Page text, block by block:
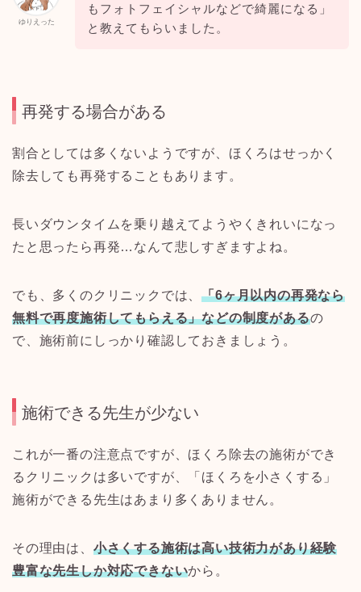
ゆりえった
もフォトフェイシャルなどで綺麗になる」
と教えてもらいました。
再発する場合がある
割合としては多くないようですが、ほくろはせっかく
除去しても再発することもあります。
長いダウンタイムを乗り越えてようやくきれいになっ
たと思ったら再発… なんて悲しすぎますよね。
でも、多くのクリニックでは、「6ヶ月以内の再発なら
無料で再度施術してもらえる」などの制度があるの
で、施術前にしっかり確認しておきましょう。
施術できる先生が少ない
これが一番の注意点ですが、ほくろ除去の施術ができ
るクリニックは多いですが、「ほくろを小さくする」
施術ができる先生はあまり多くありません。
その理由は、 小さくする施術は高い技術力があり経験
豊富な先生しか対応できないから。